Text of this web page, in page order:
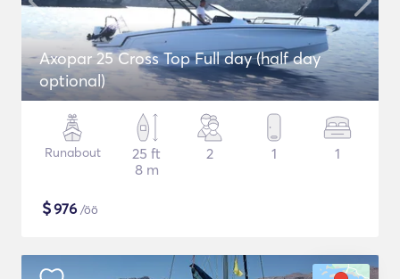
Axopar 25 Cross Top Full day (half day
optional)
Runabout
25 ft
8 m
2 1 1
$976 /öö